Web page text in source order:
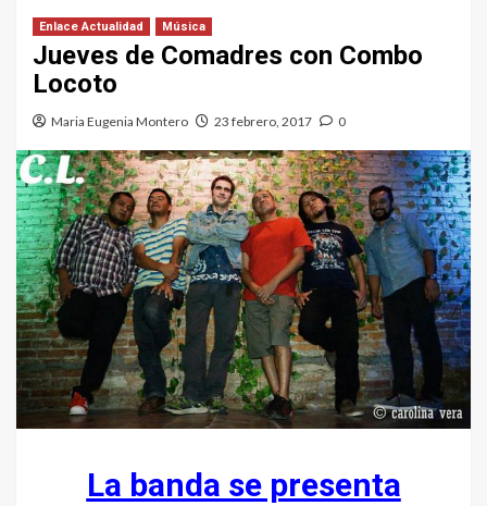
Enlace Actualidad Música
Jueves de Comadres con Combo
Locoto
Maria Eugenia Montero 23 febrero, 2017 0
La banda se presenta